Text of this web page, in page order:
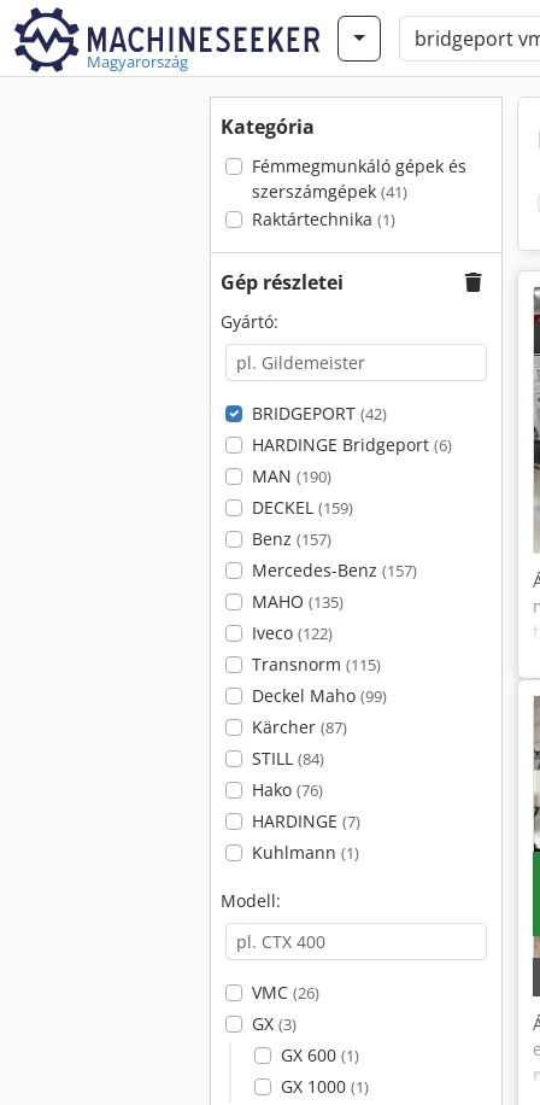
Magyarország
Kategória
Fémmegmunkáló gépek és
szerszámgépek (41)
Raktártechnika (1)
Gép részletei
Gyártó:
BRIDGEPORT (42)
HARDINGE Bridgeport (6)
MAN (190)
DECKEL (159)
Benz (157)
Mercedes-Benz (157)
MAHO (135)
Iveco (122)
Transnorm (115)
Deckel Maho (99)
Kärcher (87)
STILL (84)
Hako (76)
HARDINGE (7)
Kuhlmann (1)
Modell:
VMC (26)
GX (3)
GX 600 (1)
GX 1000 (1)